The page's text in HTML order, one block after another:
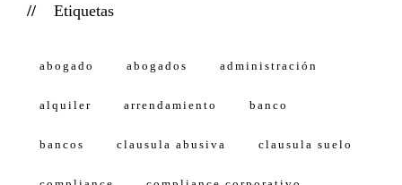
Etiquetas
abogado abogados administración
alquiler arrendamiento banco
bancos clausula abusiva clausula suelo